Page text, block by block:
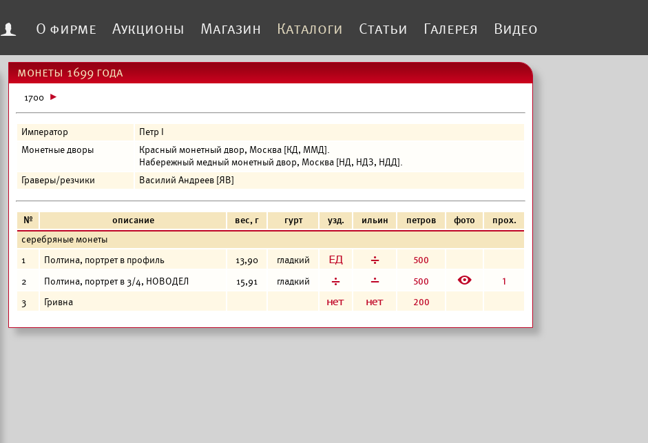
f О фирме Аукционы Магазин Каталоги Статьи Галерея Видео
монеты 1699 года
1700
Император
Петр I
Монетные дворы
Красный монетный двор, Москва [КД, ММД].
Набережный медный монетный двор, Москва [НД, НДЗ, НДД].
Граверы/резчики
Василий Андреев [ЯВ]
№ описание вес, г гурт узд. ильин петров фото
прох.
серебряные монеты
1
Полтина, портрет в профиль 13,90 гладкий з д 500
2 Полтина, портрет в 3/4, НОВОДЕЛ 15,91 гладкий д г 500 E 1
3 Гривна а а 200